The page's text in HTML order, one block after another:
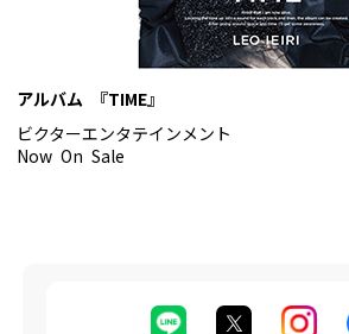
アルバム 『TIME』
ビクターエンタテインメント
Now On Sale